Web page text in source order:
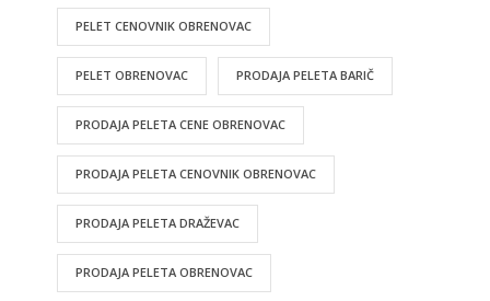
PELET CENOVNIK OBRENOVAC
PELET OBRENOVAC PRODAJA PELETA BARIČ
PRODAJA PELETA CENE OBRENOVAC
PRODAJA PELETA CENOVNIK OBRENOVAC
PRODAJA PELETA DRAŽEVAC
PRODAJA PELETA OBRENOVAC